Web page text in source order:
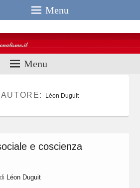
Menu
Menu
Léon Duguit
e coscienza
Léon Duguit